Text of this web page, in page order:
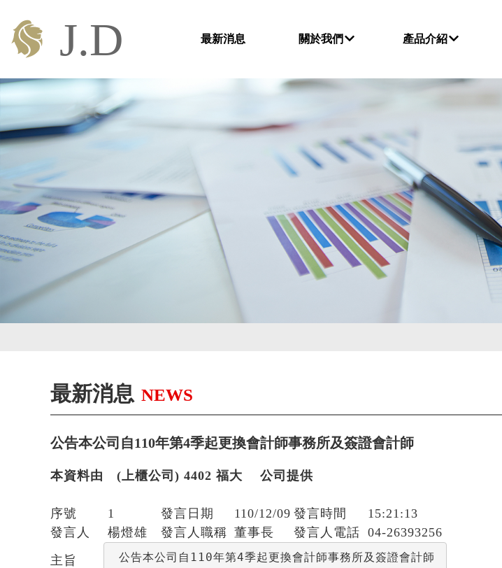
最新消息 關於我們 產品介紹
最新消息 NEWS
公告本公司自110年第4季起更換會計師事務所及簽證會計師
本資料由 (上櫃公司) 4402 福大 公司提供
序號 1 發言日期 110/12/09 發言時間
15:21:13
發言人
楊燈雄 發言人職稱 董事長 發言人電話 04-26393256
主旨
公告本公司自110年第4季起更換會計師事務所及簽證會計師